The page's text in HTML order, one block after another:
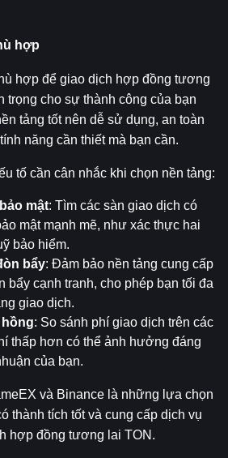
hợp
hợp để giao dịch hợp đồng tương
trọng cho sự thành công của bạn
tảng tốt nên dễ sử dụng, an toàn
năng cần thiết mà bạn cần.
tố cần cân nhắc khi chọn nền tảng:
mật: Tìm các sàn giao dịch có
mật mạnh mẽ, như xác thực hai
bảo hiểm.
bẩy: Đảm bảo nền tảng cung cấp
bẩy cạnh tranh, cho phép bạn tối đa
giao dịch.
hồng: So sánh phí giao dịch trên các
thấp hơn có thể ảnh hưởng đáng
của bạn.
và Binance là những lựa chọn
thành tích tốt và cung cấp dịch vụ
hợp đồng tương lai TON.